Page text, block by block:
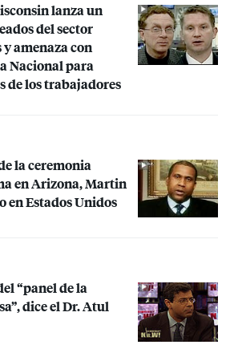
lanza un
del sector
amenaza con
Nacional para
de los trabajadores
la ceremonia
en Arizona, Martin
en Estados Unidos
“panel de la
dice el Dr. Atul